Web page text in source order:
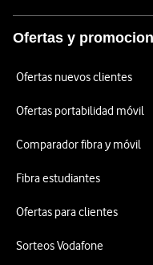
Ofertas y
Ofertas nuevos clientes
Ofertas portabilidad móvil
Comparador fibra y móvil
Fibra estudiantes
Ofertas para clientes
Sorteos Vodafone